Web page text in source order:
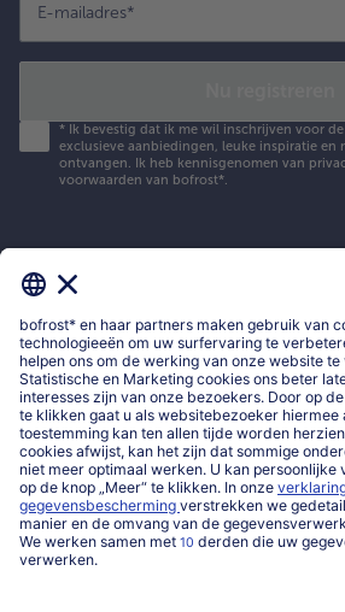
E-mailadres*
* Ik bevestig dat ik me wil inschrijven voor
exclusieve aanbiedingen, leuke inspiratie en
ontvangen. Ik heb kennisgenomen van
voorwaarden van bofrost*.
Mijn bofrost*
www.bofrost.be
service@bofrost.be
016 98 1919
Ma-Vrij: 9u - 19u en Za.: 9u - 13u
Service
Over ons